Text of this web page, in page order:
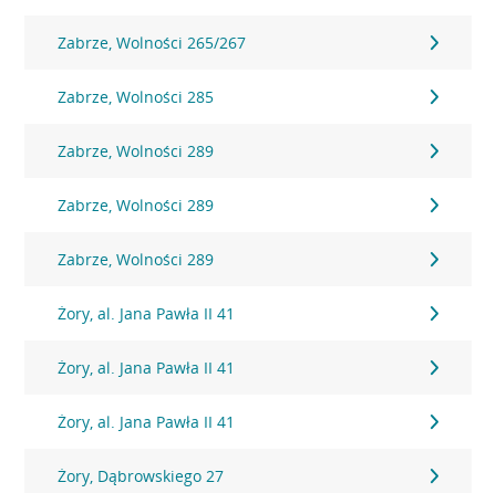
Zabrze, Wolności 265/267
Zabrze, Wolności 285
Zabrze, Wolności 289
Zabrze, Wolności 289
Zabrze, Wolności 289
Żory, al. Jana Pawła II 41
Żory, al. Jana Pawła II 41
Żory, al. Jana Pawła II 41
Żory, Dąbrowskiego 27